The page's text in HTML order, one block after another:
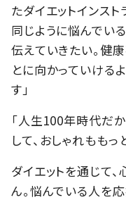
たダイエットインス
同じように悩んでい
伝えていきたい。健
とに向かっていける
す」
「人生100年時代だ
して、おしゃれもも
ダイエットを通じて
ん。悩んでいる人を